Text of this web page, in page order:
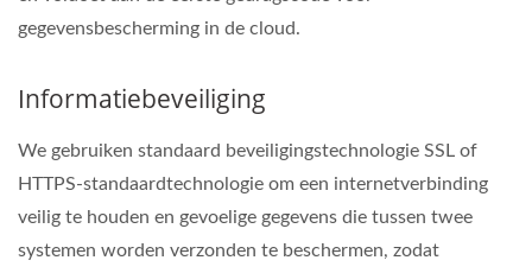
gegevensbescherming in de cloud.
Informatiebeveiliging
We gebruiken standaard beveiligingstechnologie SSL of
HTTPS-standaardtechnologie om een internetverbinding
veilig te houden en gevoelige gegevens die tussen twee
systemen worden verzonden te beschermen, zodat